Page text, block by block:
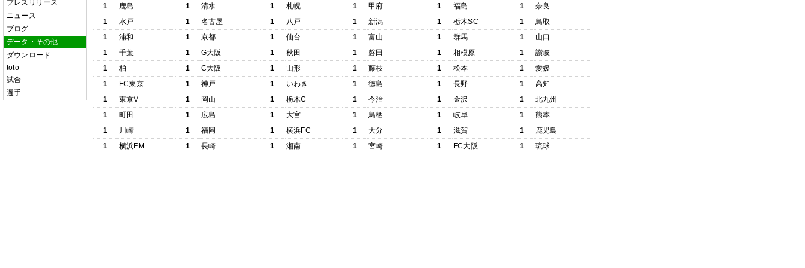
プレスリリース
ニュース
ブログ
データ・その他
ダウンロード
toto
試合
選手
1 鹿島 1
清水
1
水戸 1
名古屋
1
浦和 1
京都
1
千葉 1
G大阪
1
柏 1
C大阪
1
FC東京 1
神戸
1
東京V 1
岡山
1
町田 1
広島
1
川崎 1
福岡
1
横浜FM 1 長崎
1 札幌 1
甲府
1
八戸 1
新潟
1
仙台 1
富山
1
秋田 1
磐田
1
山形 1
藤枝
1
いわき 1
徳島
1
栃木C 1
今治
1
大宮 1
鳥栖
1
横浜FC 1
大分
1
湘南 1 宮崎
1 福島 1
奈良
1
栃木SC 1
鳥取
1
群馬 1
山口
1
相模原 1
讃岐
1
松本 1
愛媛
1
長野 1
高知
1
金沢 1
北九州
1
岐阜 1
熊本
1
滋賀 1
鹿児島
1
FC大阪 1 琉球